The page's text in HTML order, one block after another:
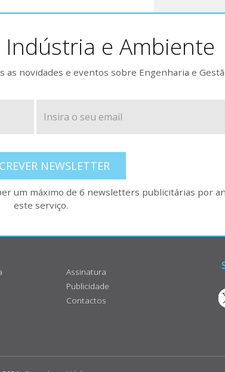
e Ambiente
novidades e eventos sobre Engenharia e
NEWSLETTER
um máximo de 6 newsletters publicitárias por
este serviço.
Assinatura
Publicidade
Contactos